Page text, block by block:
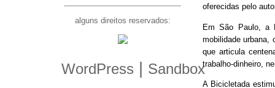
oferecidas pelo
Em São Paulo, a
mobilidade urbana,
que articula
trabalho-dinheiro,
A Bicicletada
alguns direitos reservados:
WordPress Sandbox